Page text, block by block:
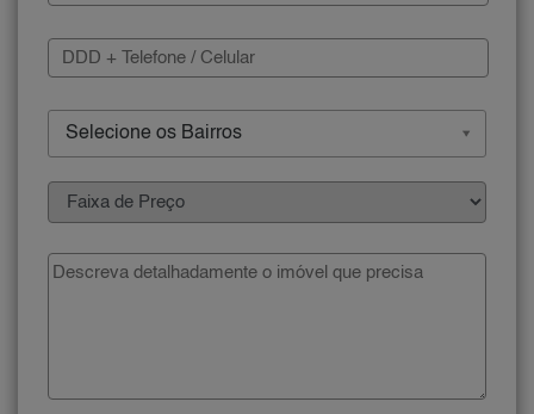
Selecione os Bairros